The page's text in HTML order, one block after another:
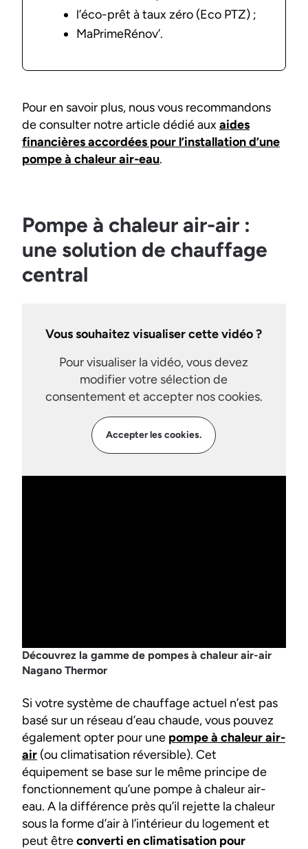
l’éco-prêt à taux zéro (Eco PTZ) ;
MaPrimeRénov’.
Pour en savoir plus, nous vous recommandons
de consulter notre article dédié auxaides
financières accordées pour l’installation d’une
pompe à chaleur air-eau.
Pompe à chaleur air-air :
une solution de chauffage
central
Vous souhaitez visualiser cette vidéo ?
Pour visualiser la vidéo, vous devez
modifier votre sélection de
consentement et accepter nos cookies.
Accepter les cookies.
Découvrez la gamme de pompes à chaleur air-air
Nagano Thermor
Si votre système de chauffage actuel n’est pas
basé sur un réseau d’eau chaude, vous pouvez
également opter pour une pompe à chaleur air-
air (ou climatisation réversible). Cet
équipement se base sur le même principe de
fonctionnement qu’une pompe à chaleur air-
eau. A la différence près qu’il rejette la chaleur
sous la forme d’air à l’intérieur du logement et
peut êtreconverti en climatisation pour